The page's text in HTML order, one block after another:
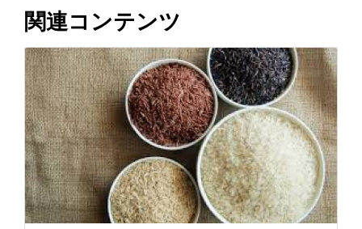
関連コンテンツ